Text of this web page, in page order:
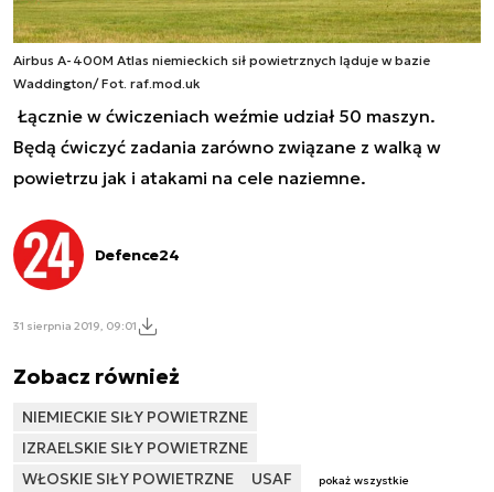
Airbus A-400M Atlas niemieckich sił powietrznych ląduje w bazie
Waddington/ Fot. raf.mod.uk
Łącznie w ćwiczeniach weźmie udział 50 maszyn.
Będą ćwiczyć zadania zarówno związane z walką w
powietrzu jak i atakami na cele naziemne.
Defence24
31 sierpnia 2019, 09:01
Zobacz również
NIEMIECKIE SIŁY POWIETRZNE
IZRAELSKIE SIŁY POWIETRZNE
WŁOSKIE SIŁY POWIETRZNE
USAF pokaż wszystkie